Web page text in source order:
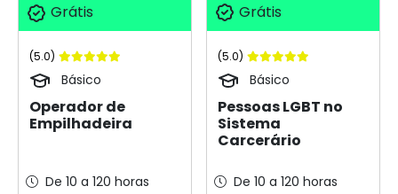
Grátis
(5.0)
Básico
Operador de
Empilhadeira
De 10 a 120 horas
Grátis
(5.0)
Básico
Pessoas LGBT no
Sistema
Carcerário
De 10 a 120 horas